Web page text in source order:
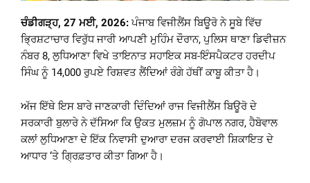
ਚੰਡੀਗੜ੍ਹ, 27 ਮਈ, 2026: ਪੰਜਾਬ ਵਿਜੀਲੈਂਸ ਬਿਊਰੋ ਨੇ ਸੂਬੇ ਵਿੱਚ
ਭ੍ਰਿਸ਼ਟਾਚਾਰ ਵਿਰੁੱਧ ਜਾਰੀ ਆਪਣੀ ਮੁਹਿੰਮ ਦੌਰਾਨ, ਪੁਲਿਸ ਥਾਣਾ ਡਿਵੀਜ਼ਨ
ਨੰਬਰ 8, ਲੁਧਿਆਣਾ ਵਿਖੇ ਤਾਇਨਾਤ ਸਹਾਇਕ ਸਬ-ਇੰਸਪੈਕਟਰ ਹਰਦੀਪ
ਸਿੰਘ ਨੂੰ 14,000 ਰੁਪਏ ਰਿਸ਼ਵਤ ਲੈਂਦਿਆਂ ਰੰਗੇ ਹੱਥੀਂ ਕਾਬੂ ਕੀਤਾ ਹੈ।
ਅੱਜ ਇੱਥੇ ਇਸ ਬਾਰੇ ਜਾਣਕਾਰੀ ਦਿੰਦਿਆਂ ਰਾਜ ਵਿਜੀਲੈਂਸ ਬਿਊਰੋ ਦੇ
ਸਰਕਾਰੀ ਬੁਲਾਰੇ ਨੇ ਦੱਸਿਆ ਕਿ ਉਕਤ ਮੁਲਜ਼ਮ ਨੂੰ ਗੋਪਾਲ ਨਗਰ, ਹੈਬੋਵਾਲ
ਕਲਾਂ ਲੁਧਿਆਣਾ ਦੇ ਇੱਕ ਨਿਵਾਸੀ ਦੁਆਰਾ ਦਰਜ ਕਰਵਾਈ ਸ਼ਿਕਾਇਤ ਦੇ
ਆਧਾਰ ‘ਤੇ ਗ੍ਰਿਫ਼ਤਾਰ ਕੀਤਾ ਗਿਆ ਹੈ।